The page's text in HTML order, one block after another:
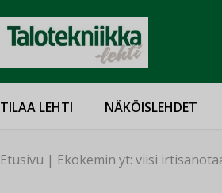
TILAA LEHTI NÄKÖISLEHDET
Etusivu | Ekokemin yt: viisi